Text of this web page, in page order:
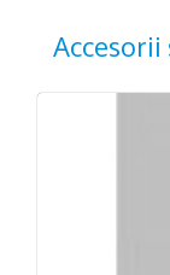
Accesorii